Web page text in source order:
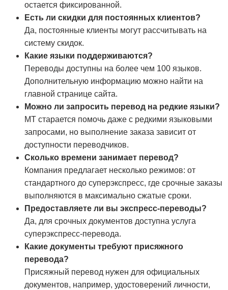
остается фиксированной.
Есть ли скидки для постоянных клиентов?
Да, постоянные клиенты могут рассчитывать на
систему скидок.
Какие языки поддерживаются?
Переводы доступны на более чем 100 языков.
Дополнительную информацию можно найти на
главной странице сайта.
Можно ли запросить перевод на редкие языки?
MT старается помочь даже с редкими языковыми
запросами, но выполнение заказа зависит от
доступности переводчиков.
Сколько времени занимает перевод?
Компания предлагает несколько режимов: от
стандартного до суперэкспресс, где срочные заказы
выполняются в максимально сжатые сроки.
Предоставляете ли вы экспресс-переводы?
Да, для срочных документов доступна услуга
суперэкспресс-перевода.
Какие документы требуют присяжного
перевода?
Присяжный перевод нужен для официальных
документов, например, удостоверений личности,